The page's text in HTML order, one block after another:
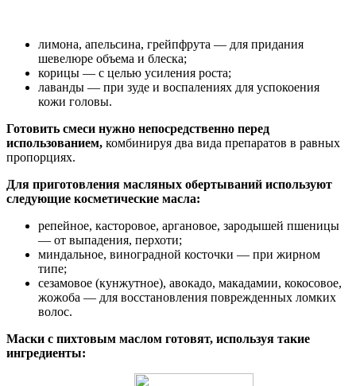
лимона, апельсина, грейпфрута — для придания
шевелюре объема и блеска;
корицы — с целью усиления роста;
лаванды — при зуде и воспалениях для успокоения
кожи головы.
Готовить смеси нужно непосредственно перед
использованием, комбинируя два вида препаратов в равных
пропорциях.
Для приготовления масляных обертываний используют
следующие косметические масла:
репейное, касторовое, аргановое, зародышей пшеницы
— от выпадения, перхоти;
миндальное, виноградной косточки — при жирном
типе;
сезамовое (кунжутное), авокадо, макадамии, кокосовое,
жожоба — для восстановления поврежденных ломких
волос.
Маски с пихтовым маслом готовят, используя такие
ингредиенты: